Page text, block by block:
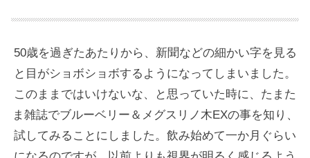
50歳を過ぎたあたりから、新聞などの細かい字を見る
と目がショボショボするようになってしまいました。
このままではいけないな、と思っていた時に、たまた
ま雑誌でブルーベリー＆メグスリノ木EXの事を知り、
試してみることにしました。飲み始めて一か月ぐらい